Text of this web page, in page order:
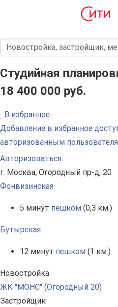
Студийная
18 400 000 руб.
В избранное
Добавление в избранное
авторизованным
Авторизоваться
г. Москва, Огородный пр-д, 20
Фонвизинская
5 минут пешком (0,3 км.)
Бутырская
12 минут пешком (1 км.)
Новостройка
ЖК "МОНС" (Огородный 20)
Застройщик